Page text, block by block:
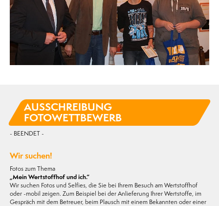
AUSSCHREIBUNG
FOTOWETTBEWERB
- BEENDET -
Wir suchen!
Fotos zum Thema
„Mein Wertstoffhof und ich.“
Wir suchen Fotos und Selfies, die Sie bei Ihrem Besuch am Wertstoffhof
oder -mobil zeigen. Zum Beispiel bei der Anlieferung Ihrer Wertstoffe, im
Gespräch mit dem Betreuer, beim Plausch mit einem Bekannten oder einer